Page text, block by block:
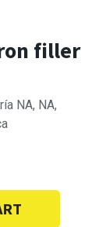
filler
NA, NA,